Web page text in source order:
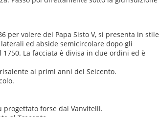
per volere del Papa Sisto V, si presenta in stile
ed abside semicircolare dopo gli
La facciata è divisa in due ordini ed è
ai primi anni del Seicento.
progettato forse dal Vanvitelli.